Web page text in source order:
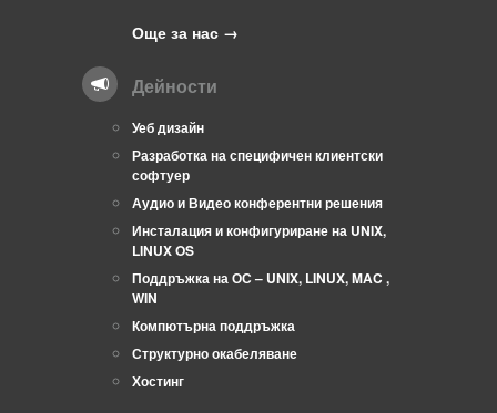
Още за нас →
Дейности
Уеб дизайн
Разработка на специфичен клиентски
софтуер
Аудио и Видео конферентни решения
Инсталация и конфигуриране на UNIX,
LINUX OS
Поддръжка на ОС – UNIX, LINUX, MAC ,
WIN
Компютърна поддръжка
Структурно окабеляване
Хостинг